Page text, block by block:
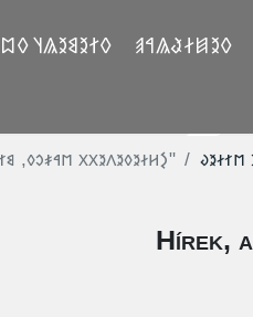
𐲓𐲉𐲯𐲇𐲟𐲖𐲀𐲠
𐲓𐲪𐲦𐲀𐲦𐲁𐲤𐲛𐲓
𐳀𐳯 𐳛𐳓𐳛𐳤𐳦𐳉𐳖𐳉𐳌𐳛𐳙?"
Hírek,